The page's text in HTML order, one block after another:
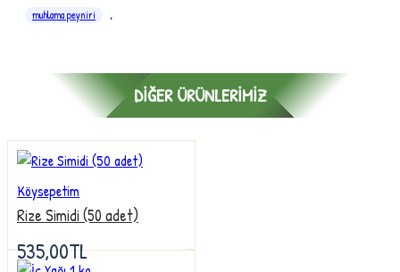
muhlama peyniri
,
DIĞER ÜRÜNLERIMIZ
Köysepetim
Rize Simidi (50 adet)
535,00TL